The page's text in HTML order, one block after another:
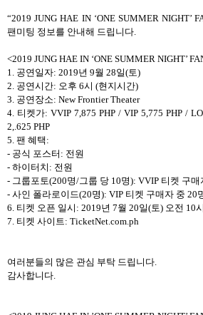
“2019 JUNG HAE IN ‘ONE SUMMER NIGHT’
팬미팅 정보를 안내해 드립니다.
<2019 JUNG HAE IN ‘ONE SUMMER NIGHT’
1. 공연일자: 2019년 9월 28일(토)
2. 공연시간: 오후 6시 (현지시간)
3. 공연장소: New Frontier Theater
4. 티켓가: VVIP 7,875 PHP / VIP 5,775 PHP /
2,.625 PHP
5. 팬 혜택 :
- 공식 포스터 : 전원
- 하이터치 : 전원
- 그룹포토(200명/그룹 당 10명): VVIP 티켓 구매
- 사인 폴라로이드(20명): VIP 티켓 구매자 중 20
6. 티켓 오픈 일시 : 2019년 7월 20일(토) 오전 10시
7. 티켓 사이트: TicketNet.com.ph
여러분들의 많은 관심 부탁 드립니다.
감사합니다.